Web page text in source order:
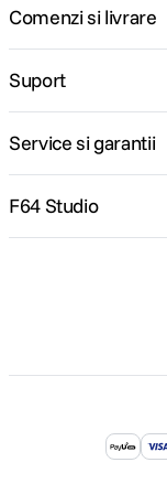
Comenzi si livrare
Suport
Service si garantii
F64 Studio